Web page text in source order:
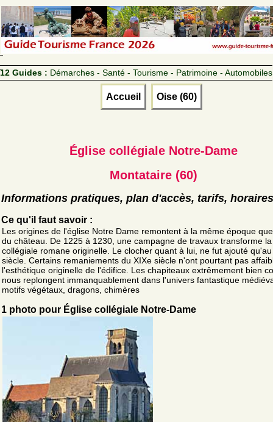
12 Guides : Démarches - Santé - Tourisme - Patrimoine - Automobiles
Accueil Oise (60)
Église collégiale Notre-Dame
Montataire (60)
Informations pratiques, plan d'accès, tarifs, horaires
Ce qu'il faut savoir :
Les origines de l'église Notre Dame remontent à la même époque
du château. De 1225 à 1230, une campagne de travaux transforme
collégiale romane originelle. Le clocher quant à lui, ne fut ajouté
siècle. Certains remaniements du XIXe siècle n'ont pourtant pas
l'esthétique originelle de l'édifice. Les chapiteaux extrêmement bien
nous replongent immanquablement dans l'univers fantastique
motifs végétaux, dragons, chimères
1 photo pour Église collégiale Notre-Dame